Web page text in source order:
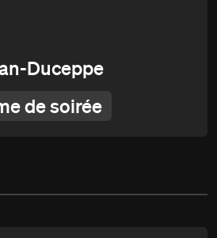
Duceppe
de soirée